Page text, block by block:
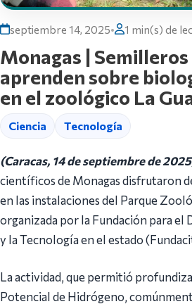
septiembre 14, 2025• 1 min(s) de
Monagas |
aprenden sobre
en el zoológico La
Ciencia Tecnología
(Caracas, 14 de septiembre de
científicos de Monagas disfrutaron
en las instalaciones del Parque
organizada por la Fundación para el
y la Tecnología en el estado
La actividad, que permitió
Potencial de Hidrógeno,